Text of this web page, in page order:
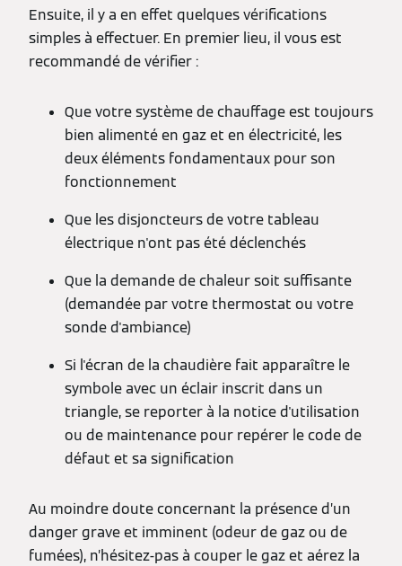
Ensuite, il y a en effet quelques vérifications
simples à effectuer. En premier lieu, il vous est
recommandé de vérifier :
Que votre système de chauffage est toujours
bien alimenté en gaz et en électricité, les
deux éléments fondamentaux pour son
fonctionnement
Que les disjoncteurs de votre tableau
électrique n'ont pas été déclenchés
Que la demande de chaleur soit suffisante
(demandée par votre thermostat ou votre
sonde d'ambiance)
Si l'écran de la chaudière fait apparaître le
symbole avec un éclair inscrit dans un
triangle, se reporter à la notice d'utilisation
ou de maintenance pour repérer le code de
défaut et sa signification
Au moindre doute concernant la présence d’un
danger grave et imminent (odeur de gaz ou de
fumées), n’hésitez-pas à couper le gaz et aérez la